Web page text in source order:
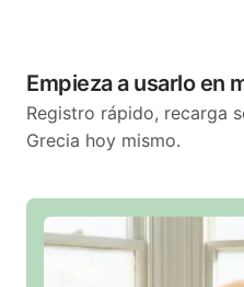
Empieza a usarlo en
Registro rápido, recarga
Grecia hoy mismo.